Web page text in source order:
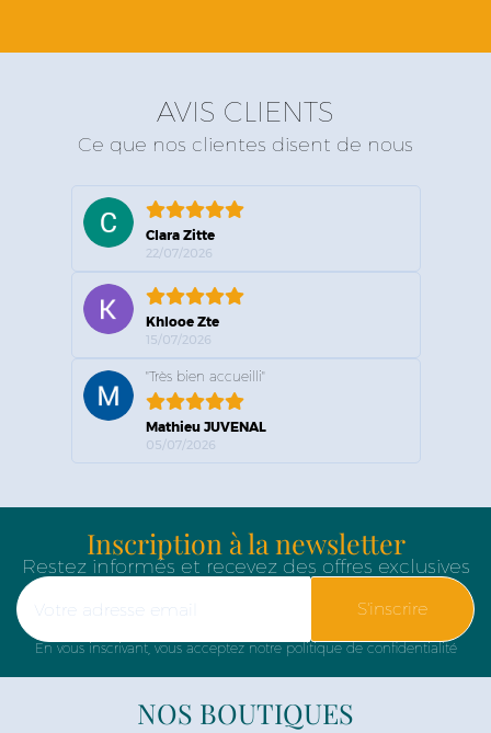
AVIS CLIENTS
Ce que nos clientes disent de nous
Clara Zitte
22/07/2026
Khlooe Zte
15/07/2026
"Très bien accueilli"
Mathieu JUVENAL
05/07/2026
Inscription à la newsletter
Restez informés et recevez des offres exclusives
S'inscrire
En vous inscrivant, vous acceptez notre politique de confidentialité
NOS BOUTIQUES